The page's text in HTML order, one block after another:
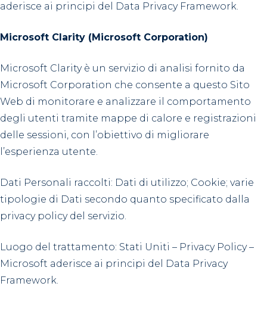
aderisce ai principi del Data Privacy Framework.
Microsoft Clarity (Microsoft Corporation)
Microsoft Clarity è un servizio di analisi fornito da
Microsoft Corporation che consente a questo Sito
Web di monitorare e analizzare il comportamento
degli utenti tramite mappe di calore e registrazioni
delle sessioni, con l’obiettivo di migliorare
l’esperienza utente.
Dati Personali raccolti: Dati di utilizzo; Cookie; varie
tipologie di Dati secondo quanto specificato dalla
privacy policy del servizio.
Luogo del trattamento: Stati Uniti – Privacy Policy –
Microsoft aderisce ai principi del Data Privacy
Framework.